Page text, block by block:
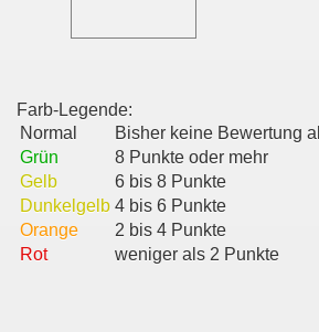
Farb-Legende:
Normal
Bisher keine Bewertung
Grün
8 Punkte oder mehr
Gelb
6 bis 8 Punkte
Dunkelgelb 4 bis 6 Punkte
Orange
2 bis 4 Punkte
Rot
weniger als 2 Punkte